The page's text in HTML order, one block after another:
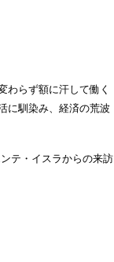
わらず額に汗して働く
に馴染み、経済の荒波
テ・イスラからの来訪